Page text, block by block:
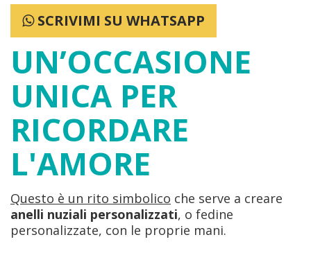
SCRIVIMI SU WHATSAPP
UN’OCCASIONE
UNICA PER
RICORDARE
L'AMORE
Questo è un rito simbolico che serve a creare
anelli nuziali personalizzati, o fedine
personalizzate, con le proprie mani.